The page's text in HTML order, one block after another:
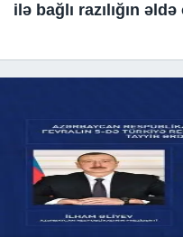
ilə bağlı razılığın